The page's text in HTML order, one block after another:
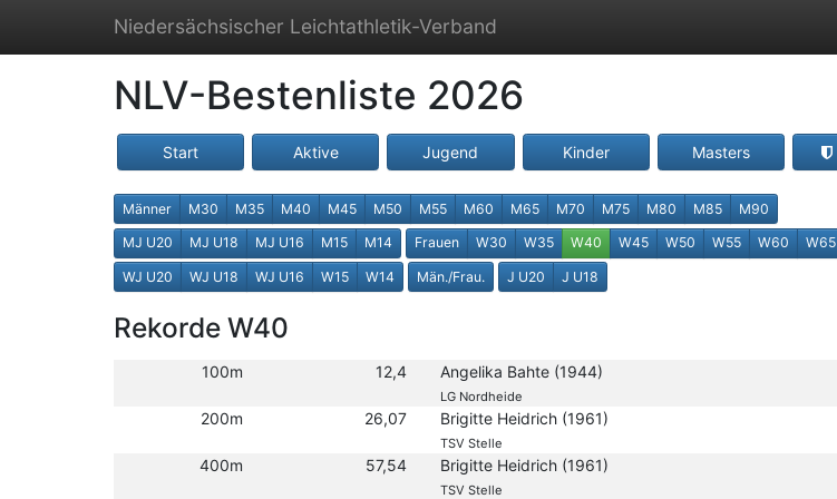
Niedersächsischer Leichtathletik-Verband
NLV-Bestenliste 2026
Start Aktive Jugend Kinder Masters
Männer M30 M35 M40 M45 M50 M55 M60 M65 M70 M75 M80 M85 M90
MJ U20 MJ U18 MJ U16 M15 M14 Frauen W30 W35 W40 W45 W50 W55 W60 W65
WJ U20 WJ U18 WJ U16 W15 W14 Män./Frau. J U20 J U18
Rekorde W40
100m 12,4 Angelika Bahte (1944)
LG Nordheide
200m 26,07 Brigitte Heidrich (1961)
TSV Stelle
400m 57,54 Brigitte Heidrich (1961)
TSV Stelle